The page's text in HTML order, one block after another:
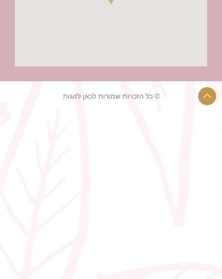
© כל הזכויות שמורות לכאן לזוגות